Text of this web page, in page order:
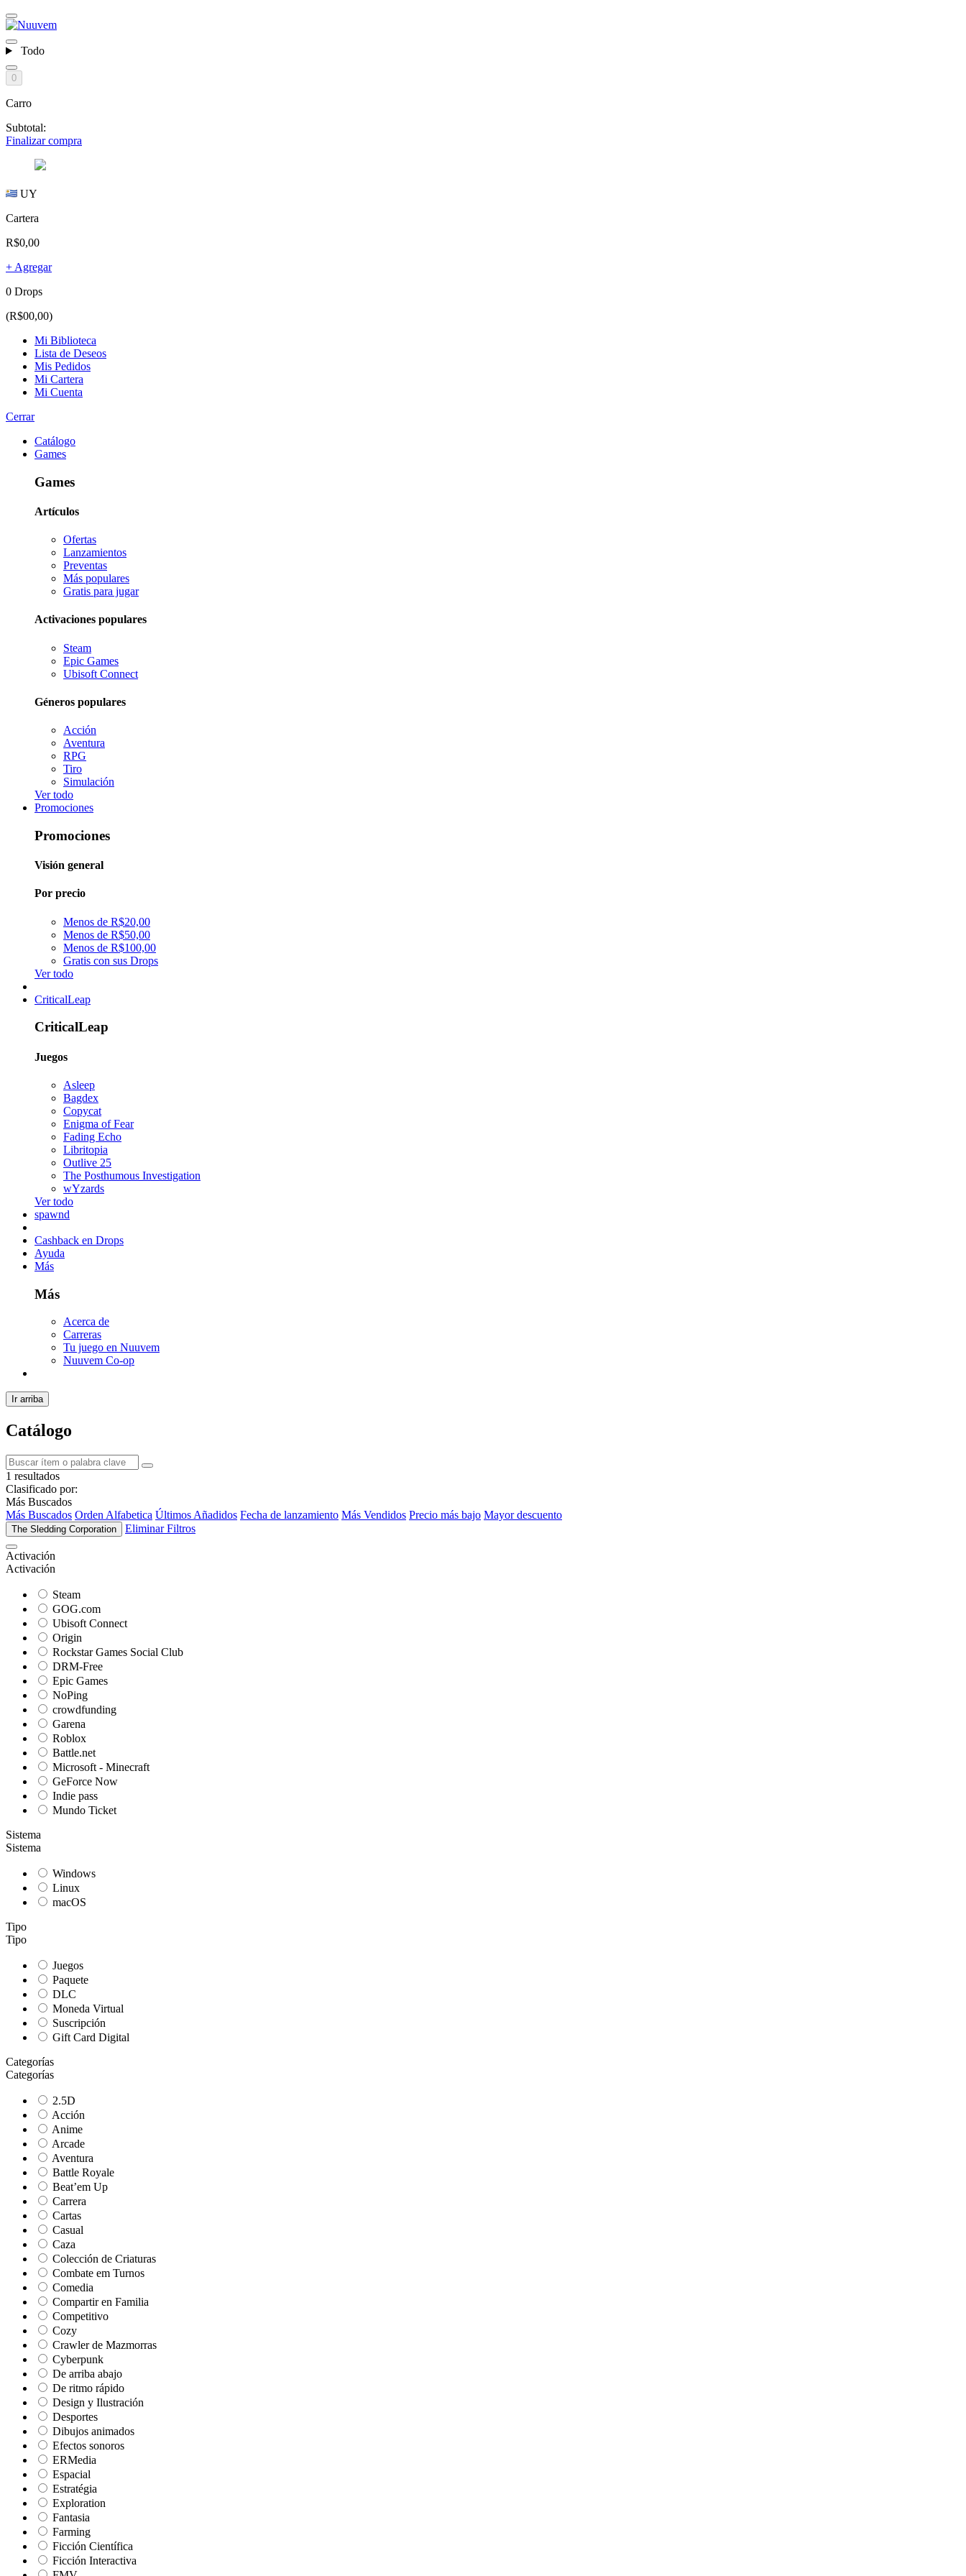
Todo
0
Carro
Subtotal:
Finalizar compra
UY
Cartera
R$0,00
+ Agregar
0 Drops
(R$00,00)
Mi Biblioteca
Lista de Deseos
Mis Pedidos
Mi Cartera
Mi Cuenta
Cerrar
Catálogo
Games
Games
Artículos
Ofertas
Lanzamientos
Preventas
Más populares
Gratis para jugar
Activaciones populares
Steam
Epic Games
Ubisoft Connect
Géneros populares
Acción
Aventura
RPG
Tiro
Simulación
Ver todo
Promociones
Promociones
Visión general
Por precio
Menos de R$20,00
Menos de R$50,00
Menos de R$100,00
Gratis con sus Drops
Ver todo
CriticalLeap
CriticalLeap
Juegos
Asleep
Bagdex
Copycat
Enigma of Fear
Fading Echo
Libritopia
Outlive 25
The Posthumous Investigation
wYzards
Ver todo
spawnd
Cashback en Drops
Ayuda
Más
Más
Acerca de
Carreras
Tu juego en Nuuvem
Nuuvem Co-op
Ir arriba
Catálogo
1 resultados
Clasificado por:
Más Buscados
Más Buscados Orden Alfabetica Últimos Añadidos Fecha de lanzamiento Más Vendidos Precio más bajo Mayor descuento
The Sledding Corporation Eliminar Filtros
Activación
Activación
Steam
GOG.com
Ubisoft Connect
Origin
Rockstar Games Social Club
DRM-Free
Epic Games
NoPing
crowdfunding
Garena
Roblox
Battle.net
Microsoft - Minecraft
GeForce Now
Indie pass
Mundo Ticket
Sistema
Sistema
Windows
Linux
macOS
Tipo
Tipo
Juegos
Paquete
DLC
Moneda Virtual
Suscripción
Gift Card Digital
Categorías
Categorías
2.5D
Acción
Anime
Arcade
Aventura
Battle Royale
Beat’em Up
Carrera
Cartas
Casual
Caza
Colección de Criaturas
Combate em Turnos
Comedia
Compartir en Familia
Competitivo
Cozy
Crawler de Mazmorras
Cyberpunk
De arriba abajo
De ritmo rápido
Design y Ilustración
Desportes
Dibujos animados
Efectos sonoros
ERMedia
Espacial
Estratégia
Exploration
Fantasia
Farming
Ficción Científica
Ficción Interactiva